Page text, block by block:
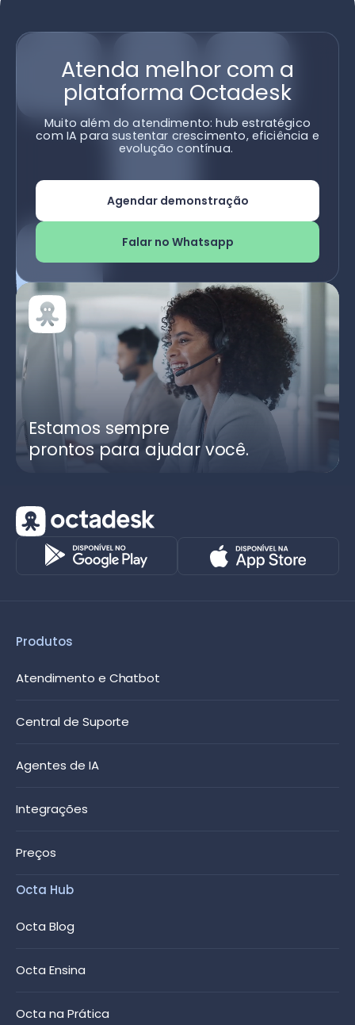
Atenda melhor com a
plataforma Octadesk
Muito além do atendimento: hub estratégico
com IA para sustentar crescimento, eficiência e
evolução contínua.
Agendar demonstração
Falar no Whatsapp
Estamos sempre
prontos para ajudar você.
Produtos
Atendimento e Chatbot
Central de Suporte
Agentes de IA
Integrações
Preços
Octa Hub
Octa Blog
Octa Ensina
Octa na Prática